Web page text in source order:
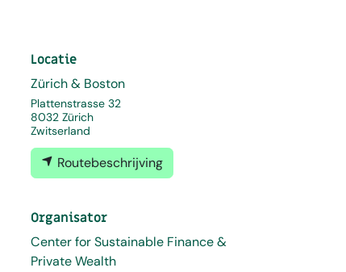
Locatie
Zürich & Boston
Plattenstrasse 32
8032 Zürich
Zwitserland
Routebeschrijving
Organisator
Center for Sustainable Finance &
Private Wealth